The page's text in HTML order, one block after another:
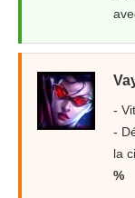
-
-
la
%